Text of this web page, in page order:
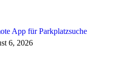
App für Parkplatzsuche
6, 2026